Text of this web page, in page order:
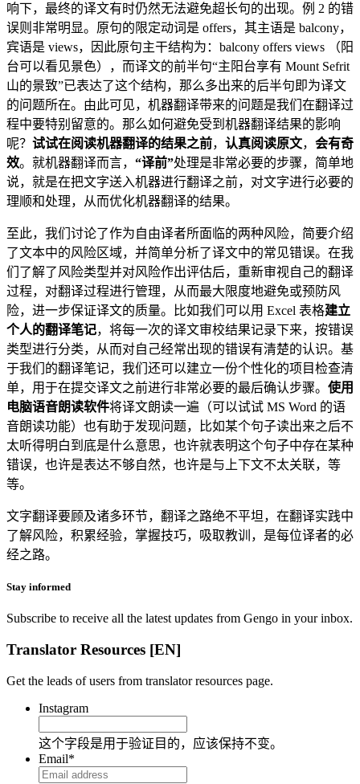
响下，最终的译文有时仍然无法避免超长句的出现。例 2 的错
误则非常明显。原句的限定动词是 offers，其主语是 balcony，
宾语是 views，因此原句主干结构为：balcony offers views （阳
台可以看见景色），而译文的前半句“主阳台享有 Mount Sefrit
山的景致”已表达了这个结构，那么多出来的后半句即为译文
的问题所在。由此可见，机器翻译带来的问题是我们在翻译过
程中要特别留意的。那么如何避免受到机器翻译结果的影响
呢？ 试试在阅读机器翻译的结果之前， 认真阅读原文， 会有奇
效。就机器翻译而言， “译前”处理是非常必要的步骤，简单地
说，就是在把文字送入机器进行翻译之前，对文字进行必要的
理顺和处理，从而优化机器翻译的结果。
至此，我们讨论了作为自由译者所面临的两种风险，简要介绍
了文本中的风险区域，并简单分析了译文中的常见错误。在我
们了解了风险类型并对风险作出评估后，重新审视自己的翻译
过程，对翻译过程进行管理，从而最大限度地避免或预防风
险，进一步保证译文的质量。比如我们可以用 Excel 表格建立
个人的翻译笔记，将每一次的译文审校结果记录下来，按错误
类型进行分类，从而对自己经常出现的错误有清楚的认识。基
于我们的翻译笔记，我们还可以建立一份个性化的项目检查清
单，用于在提交译文之前进行非常必要的最后确认步骤。 使用
电脑语音朗读软件将译文朗读一遍（可以试试 MS Word 的语
音朗读功能）也有助于发现问题，比如某个句子读出来之后不
太听得明白到底是什么意思，也许就表明这个句子中存在某种
错误，也许是表达不够自然，也许是与上下文不太关联，等
等。
文字翻译要顾及诸多环节，翻译之路绝不平坦，在翻译实践中
了解风险，积累经验，掌握技巧，吸取教训，是每位译者的必
经之路。
Stay informed
Subscribe to receive all the latest updates from Gengo in your inbox.
Translator Resources [EN]
Get the leads of users from translator resources page.
Instagram
这个字段是用于验证目的，应该保持不变。
Email*